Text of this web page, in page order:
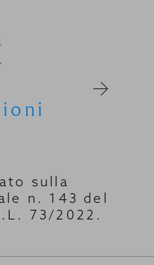
sulla
n. 143 del
73/2022.